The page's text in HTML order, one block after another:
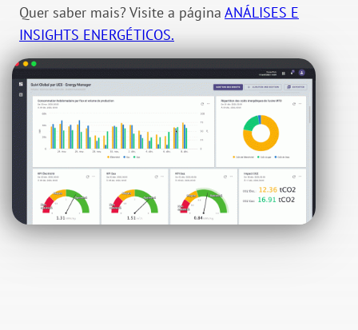
Quer saber mais? Visite a página ANÁLISES E
INSIGHTS ENERGÉTICOS.